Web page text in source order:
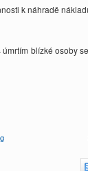
k náhradě
blízké osoby